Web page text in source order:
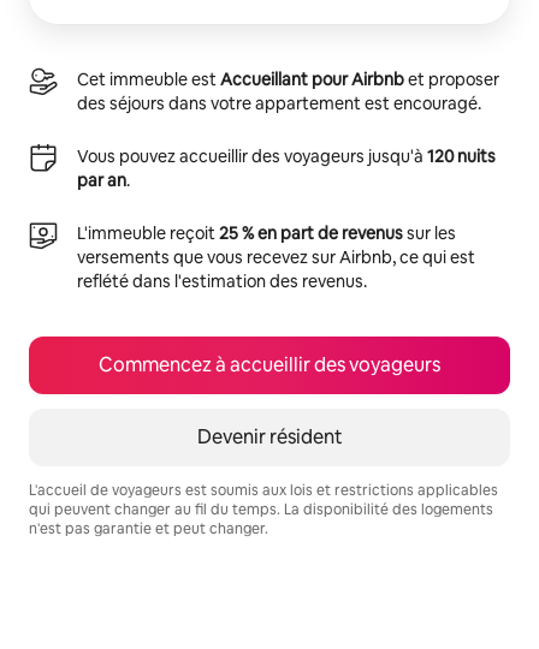
Cet immeuble estAccueillant pour Airbnbet proposer
des séjours dans votre appartement est encouragé.
Vous pouvez accueillir des voyageurs jusqu'à 120 nuits
par an.
L'immeuble reçoit25 % en part de revenussur les
versements que vous recevez sur Airbnb, ce qui est
reflété dans l'estimation des revenus.
Commencez à accueillir des voyageurs
Devenir résident
L'accueil de voyageurs est soumis aux lois et restrictions applicables
qui peuvent changer au fil du temps. La disponibilité des logements
n'est pas garantie et peut changer.